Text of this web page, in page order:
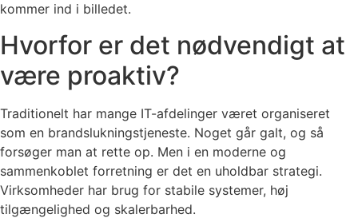
kommer ind i billedet.
Hvorfor er det nødvendigt at
være proaktiv?
Traditionelt har mange IT-afdelinger været organiseret
som en brandslukningstjeneste. Noget går galt, og så
forsøger man at rette op. Men i en moderne og
sammenkoblet forretning er det en uholdbar strategi.
Virksomheder har brug for stabile systemer, høj
tilgængelighed og skalerbarhed.